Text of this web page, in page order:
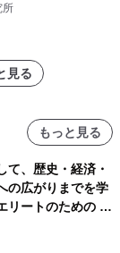
所
見る
もっと見る
て、歴史・経済・
の広がりまでを学
リートのための 教
年8月25日